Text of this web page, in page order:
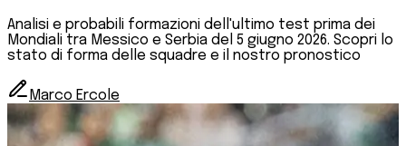
Analisi e probabili formazioni dell'ultimo test prima dei
Mondiali tra Messico e Serbia del 5 giugno 2026. Scopri lo
stato di forma delle squadre e il nostro pronostico
Marco Ercole